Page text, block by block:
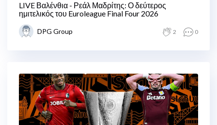
LIVE Βαλένθια - Ρεάλ Μαδρίτης: Ο δεύτερος
ημιτελικός του Euroleague Final Four 2026
DPG Group 2 0